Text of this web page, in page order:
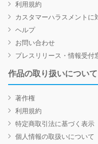
利用規約
カスタマーハラスメントに
ヘルプ
お問い合わせ
プレスリリース・情報受付
作品の取り扱いについて
著作権
利用規約
特定商取引法に基づく表示
個人情報の取扱いについて